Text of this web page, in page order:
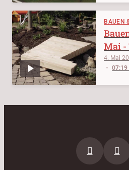
BAUEN
4. Mai
07:19
Mai -